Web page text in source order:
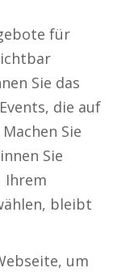
für
Sie das
die auf
Sie
Sie
Ihrem
bleibt
um